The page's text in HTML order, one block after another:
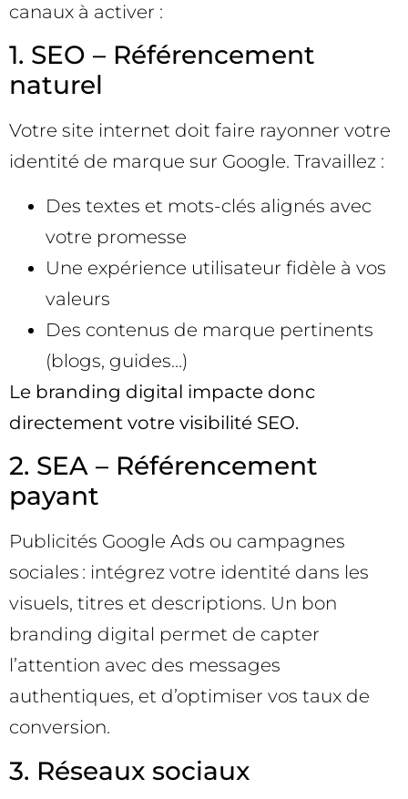
canaux à activer :
1. SEO – Référencement
naturel
Votre site internet doit faire rayonner votre
identité de marque sur Google. Travaillez :
Des textes et mots-clés alignés avec
votre promesse
Une expérience utilisateur fidèle à vos
valeurs
Des contenus de marque pertinents
(blogs, guides…)
Le branding digital impacte donc
directement votre visibilité SEO.
2. SEA – Référencement
payant
Publicités Google Ads ou campagnes
sociales : intégrez votre identité dans les
visuels, titres et descriptions. Un bon
branding digital permet de capter
l’attention avec des messages
authentiques, et d’optimiser vos taux de
conversion.
3. Réseaux sociaux